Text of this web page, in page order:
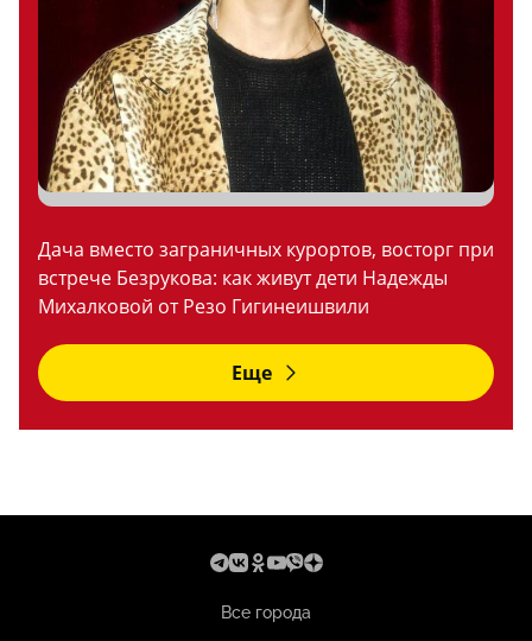
Дача вместо заграничных курортов, восторг при
встрече Безрукова: как живут дети Надежды
Михалковой от Резо Гигинеишвили
Еще
Все города